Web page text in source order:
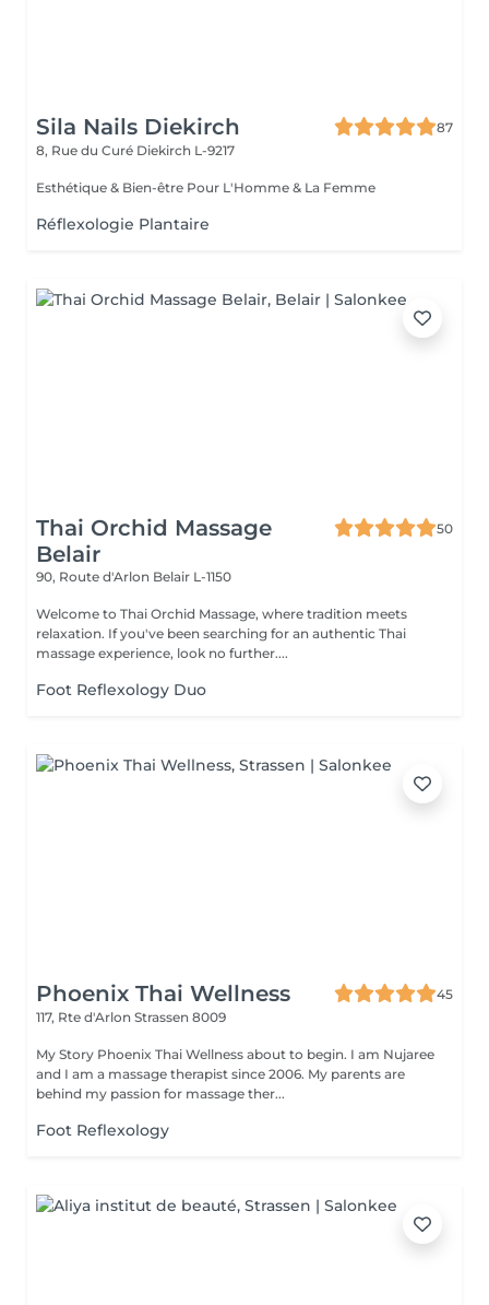
Sila Nails Diekirch
87
8, Rue du Curé Diekirch L-9217
Esthétique & Bien-être Pour L'Homme & La Femme
Réflexologie Plantaire
Thai Orchid Massage
Belair
50
90, Route d'Arlon Belair L-1150
Welcome to Thai Orchid Massage, where tradition meets
relaxation. If you've been searching for an authentic Thai
massage experience, look no further....
Foot Reflexology Duo
Phoenix Thai Wellness
45
117, Rte d'Arlon Strassen 8009
My Story Phoenix Thai Wellness about to begin. I am Nujaree
and I am a massage therapist since 2006. My parents are
behind my passion for massage ther...
Foot Reflexology